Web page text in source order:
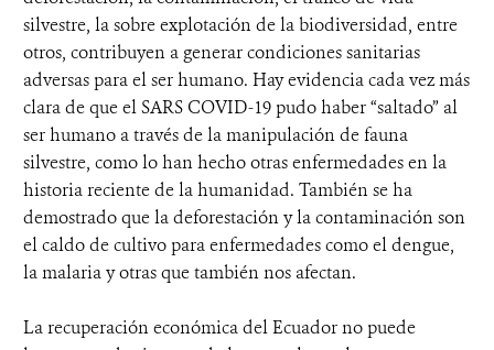
silvestre, la sobre explotación de la biodiversidad, entre
otros, contribuyen a generar condiciones sanitarias
adversas para el ser humano. Hay evidencia cada vez más
clara de que el SARS COVID-19 pudo haber “saltado” al
ser humano a través de la manipulación de fauna
silvestre, como lo han hecho otras enfermedades en la
historia reciente de la humanidad. También se ha
demostrado que la deforestación y la contaminación son
el caldo de cultivo para enfermedades como el dengue,
la malaria y otras que también nos afectan.
La recuperación económica del Ecuador no puede